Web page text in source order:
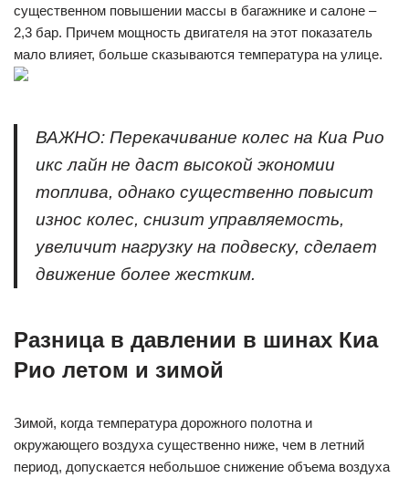
существенном повышении массы в багажнике и салоне –
2,3 бар. Причем мощность двигателя на этот показатель
мало влияет, больше сказываются температура на улице.
ВАЖНО: Перекачивание колес на Киа Рио
икс лайн не даст высокой экономии
топлива, однако существенно повысит
износ колес, снизит управляемость,
увеличит нагрузку на подвеску, сделает
движение более жестким.
Разница в давлении в шинах Киа
Рио летом и зимой
Зимой, когда температура дорожного полотна и
окружающего воздуха существенно ниже, чем в летний
период, допускается небольшое снижение объема воздуха